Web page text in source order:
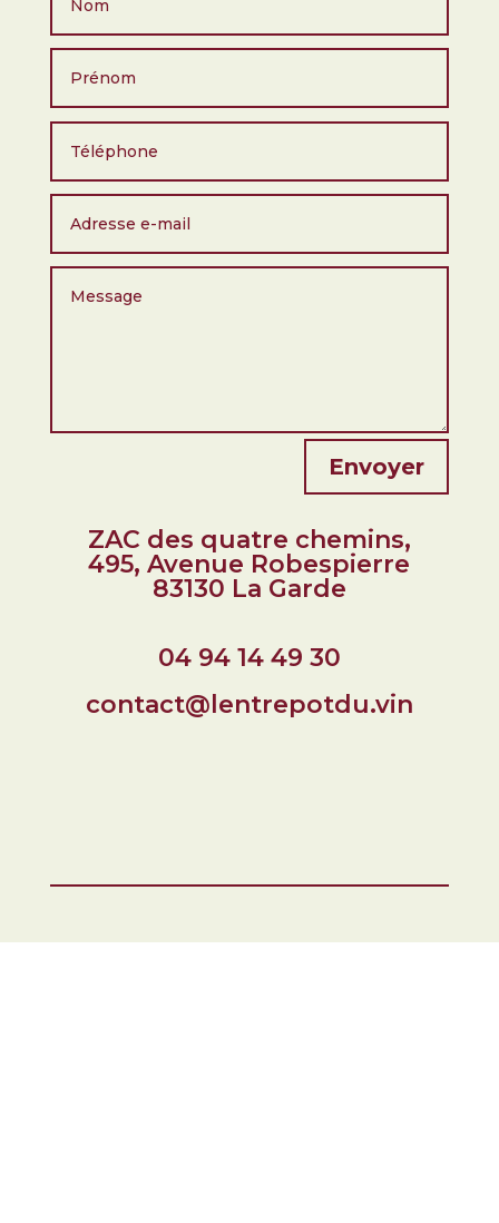
Envoyer
ZAC des quatre chemins,
495, Avenue Robespierre
83130 La Garde
04 94 14 49 30
contact@lentrepotdu.vin